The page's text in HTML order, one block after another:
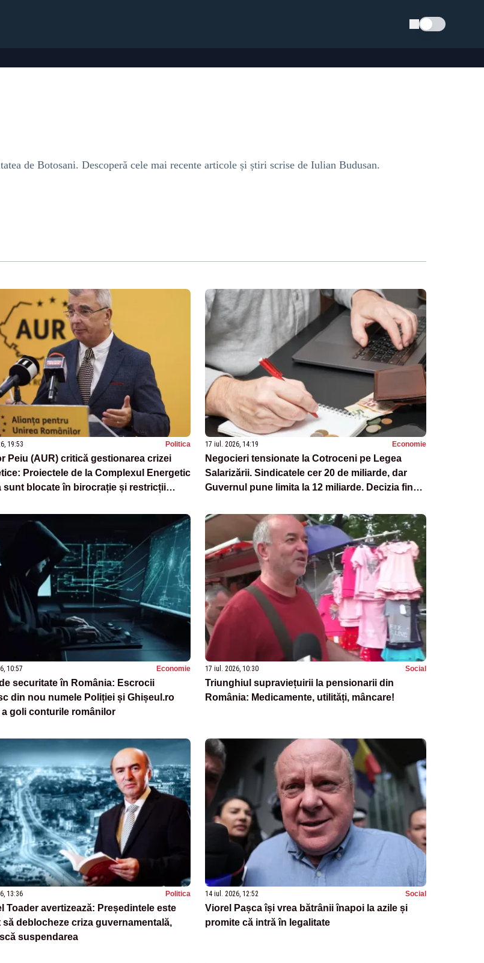
Schimba tema
de Botosani. Descoperă cele mai recente articole și știri scrise de Iulian Budusan.
19:53 Politica
Peiu (AUR) critică gestionarea crizei
Proiectele de la Complexul Energetic
sunt blocate în birocrație și restricții
17 iul. 2026, 14:19 Economie
Negocieri tensionate la Cotroceni pe Legea
Salarizării. Sindicatele cer 20 de miliarde, dar
Guvernul pune limita la 12 miliarde. Decizia finală
10:57 Economie
securitate în România: Escrocii
din nou numele Poliției și Ghișeul.ro
a goli conturile românilor
17 iul. 2026, 10:30 Social
Triunghiul supraviețuirii la pensionarii din
România: Medicamente, utilități, mâncare!
13:36 Politica
Toader avertizează: Președintele este
să deblocheze criza guvernamentală,
suspendarea
14 iul. 2026, 12:52 Social
Viorel Pașca își vrea bătrânii înapoi la azile și
promite că intră în legalitate